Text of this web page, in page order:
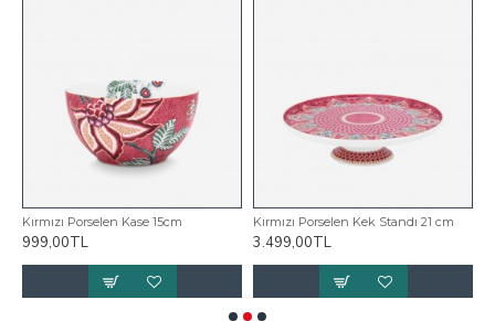
Kırmızı Porselen Kase 15cm
999,00TL
Kırmızı Porselen Kek Standı 21 cm
3.499,00TL